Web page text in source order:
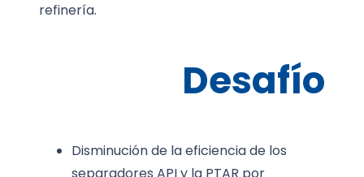
refinería.
Desafío
Disminución de la eficiencia de los